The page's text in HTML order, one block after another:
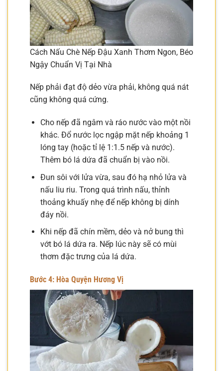
Cách Nấu Chè Nếp Đậu Xanh Thơm Ngon, Béo
Ngậy Chuẩn Vị Tại Nhà
Nếp phải đạt độ dẻo vừa phải, không quá nát
cũng không quá cứng.
Cho nếp đã ngâm và ráo nước vào một nồi
khác. Đổ nước lọc ngập mặt nếp khoảng 1
lóng tay (hoặc tỉ lệ 1:1.5 nếp và nước).
Thêm bó lá dứa đã chuẩn bị vào nồi.
Đun sôi với lửa vừa, sau đó hạ nhỏ lửa và
nấu liu riu. Trong quá trình nấu, thỉnh
thoảng khuấy nhẹ để nếp không bị dính
đáy nồi.
Khi nếp đã chín mềm, dẻo và nở bung thì
vớt bó lá dứa ra. Nếp lúc này sẽ có mùi
thơm đặc trưng của lá dứa.
Bước 4: Hòa Quyện Hương Vị